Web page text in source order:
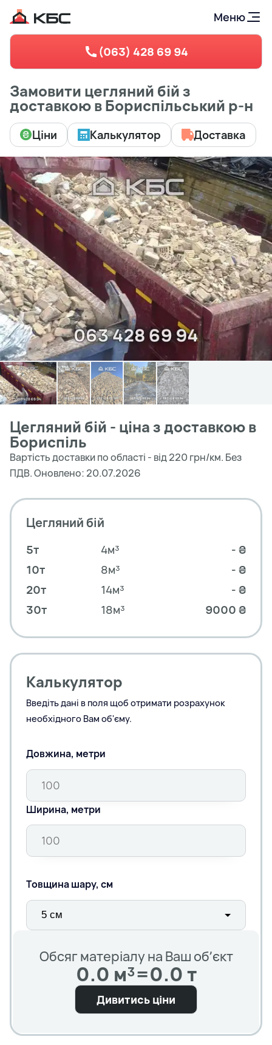
Меню
(063) 428 69 94
Замовити цегляний бій з
доставкою в Бориспільський р-н
Ціни Калькулятор Доставка
Цегляний бій - ціна з доставкою в
Бориспіль
Вартість доставки по області - від 220 грн/км. Без
ПДВ. Оновлено: 20.07.2026
Цегляний бій
5т 4м³
- ₴
10т
8м³
- ₴
20т
14м³
- ₴
30т
18м³ 9000 ₴
Калькулятор
Введіть дані в поля щоб отримати розрахунок
необхідного Вам об'єму.
Довжина, метри
Ширина, метри
Товщина шару, см
Обсяг матеріалу на Ваш обʼєкт
0.0 м³=0.0 т
Дивитись ціни